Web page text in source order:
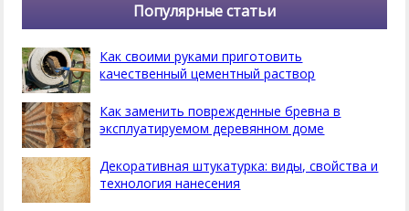
Популярные статьи
Как своими руками приготовить
качественный цементный раствор
Как заменить поврежденные бревна в
эксплуатируемом деревянном доме
Декоративная штукатурка: виды, свойства и
технология нанесения